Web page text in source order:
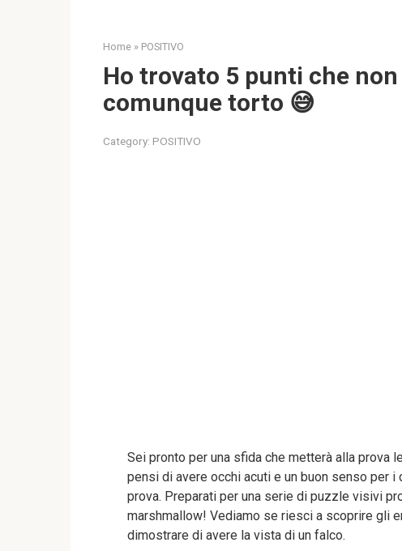
Home » POSITIVO
Ho trovato 5 punti che
comunque torto 😅
Category: POSITIVO
Sei pronto per una sfida che metterà alla prova
pensi di avere occhi acuti e un buon senso per
prova. Preparati per una serie di puzzle visivi
marshmallow! Vediamo se riesci a scoprire gli
dimostrare di avere la vista di un falco.